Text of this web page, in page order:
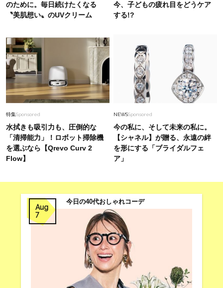
のために。毎日続けたくなる
〝美肌想い〟のUVクリーム
今、子どもの疲れ目をどうケア
する!?
特集Sponsored
水拭きも吸引力も、圧倒的な
「清掃能力」！ロボット掃除機
を選ぶなら【Qrevo Curv 2
Flow】
NEWSSponsored
今の私に、そして未来の私に。
【シャネル】が贈る、永遠の絆
を形にする「ブライダルフェ
ア」
Aug
7
今日の40代おしゃれコーデ